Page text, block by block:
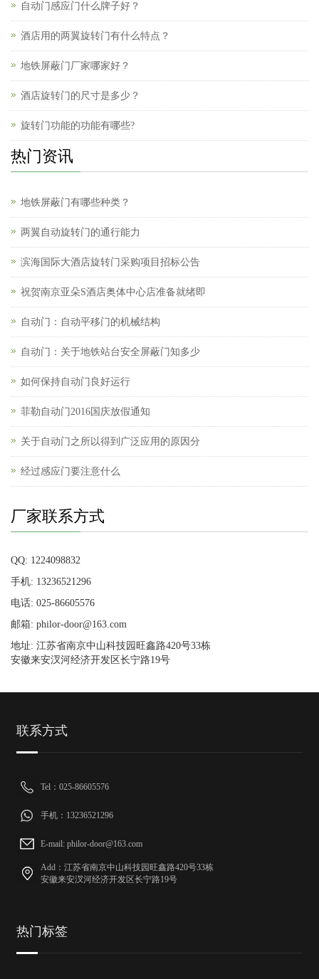
自动门感应门什么牌子好？
酒店用的两翼旋转门有什么特点？
地铁屏蔽门厂家哪家好？
酒店旋转门的尺寸是多少？
旋转门功能的功能有哪些?
热门资讯
地铁屏蔽门有哪些种类？
两翼自动旋转门的通行能力
滨海国际大酒店旋转门采购项目招标公告
祝贺南京亚朵S酒店奥体中心店准备就绪即
自动门：自动平移门的机械结构
自动门：关于地铁站台安全屏蔽门知多少
如何保持自动门良好运行
菲勒自动门2016国庆放假通知
关于自动门之所以得到广泛应用的原因分
经过感应门要注意什么
厂家联系方式
QQ: 1224098832
手机: 13236521296
电话: 025-86605576
邮箱: philor-door@163.com
地址: 江苏省南京中山科技园旺鑫路420号33栋
安徽来安汊河经济开发区长宁路19号
联系方式
Tel：025-86605576
手机：13236521296
E-mail: philor-door@163.com
Add：江苏省南京中山科技园旺鑫路420号33栋
安徽来安汊河经济开发区长宁路19号
热门标签